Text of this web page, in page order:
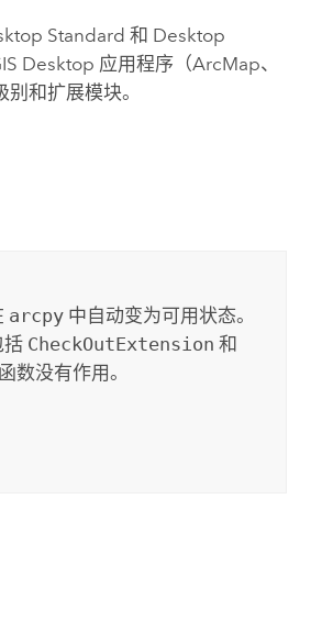
Standard 和 Desktop
Desktop 应用程序（ArcMap、
和扩展模块。
arcpy中自动变为可用状态。
括 CheckOutExtension 和
数没有作用。